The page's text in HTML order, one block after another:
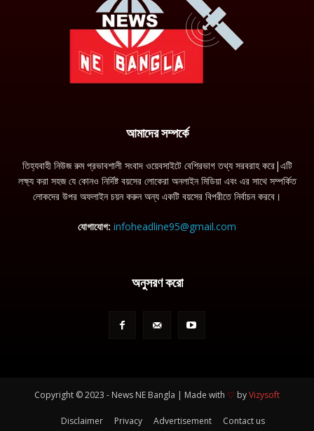
আমাদের সম্পর্কে
তিহ্যবাহী নিউজ রুম প্রভাবশালী সংবাদ ওয়েবসাইটে বেশিরভাগ তথ্য সরবরাহ করে|এটি
লক্ষ্য করা সহজ যে কোনও নির্দিষ্ট বয়সের লোকেরা অনলাইন মিডিয়া এবং এর সাথে সম্পর্কিত
লোকদের উপর অফলাইন চয়ন করুন অন্য একটি বয়সের বিপরীতে নির্বাচন করবে।
যোগাযোগ: infoheadline95@gmail.com
অনুসরণ করো
Copyright © 2023 - News NE Bangla | Made with ♡ byVizysoft
Disclaimer Privacy Advertisement Contact us